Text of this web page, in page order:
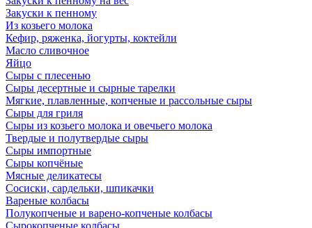
Закуски к пенному
Из козьего молока
Кефир, ряженка, йогурты, коктейли
Масло сливочное
Яйцо
Сыры с плесенью
Сыры десертные и сырные тарелки
Мягкие, плавленные, копченые и рассольные сыры
Сыры для гриля
Сыры из козьего молока и овечьего молока
Твердые и полутвердые сыры
Сыры импортные
Сыры копчёные
Мясные деликатесы
Сосиски, сардельки, шпикачки
Вареные колбасы
Полукопченые и варено-копченые колбасы
Сырокопченые колбасы